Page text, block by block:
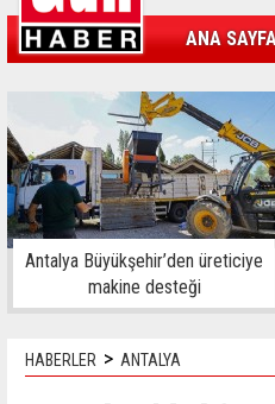
ANA
KAMPÜS SPOR GÜN'ÜN
Antalya Büyükşehir’den üreticiye
makine desteği
HABERLER > ANTALYA